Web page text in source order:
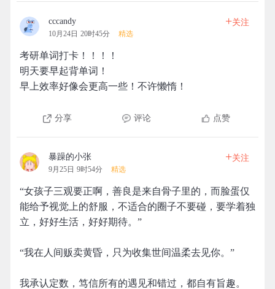
cccandy
10月24日 20时45分 精选
+关注
考研单词打卡！！！！
明天要早起背单词！
早上效率好像会更高一些！不许懒惰！
分享 评论 点赞
暴躁的小张
9月25日 9时54分 精选
+关注
“女孩子三观要正啊，善良是来自骨子里的，而脸蛋仅
能给予视觉上的舒服，不适合的圈子不要碰，要学着独
立，好好生活，好好期待。”
“我在人间贩卖黄昏，只为收集世间温柔去见你。”
我承认定数，笃信所有的遇见和错过，都自有旨趣。